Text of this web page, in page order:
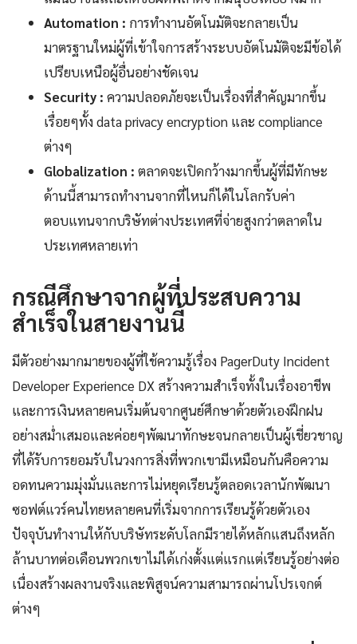
Automation : การทำงานอัตโนมัติจะกลายเป็น
มาตรฐานใหม่ผู้ที่เข้าใจการสร้างระบบอัตโนมัติจะมีข้อได้
เปรียบเหนือผู้อื่นอย่างชัดเจน
Security : ความปลอดภัยจะเป็นเรื่องที่สำคัญมากขึ้น
เรื่อยๆทั้ง data privacy encryption และ compliance
ต่างๆ
Globalization : ตลาดจะเปิดกว้างมากขึ้นผู้ที่มีทักษะ
ด้านนี้สามารถทำงานจากที่ไหนก็ได้ในโลกรับค่า
ตอบแทนจากบริษัทต่างประเทศที่จ่ายสูงกว่าตลาดใน
ประเทศหลายเท่า
กรณีศึกษาจากผู้ที่ประสบความ
สำเร็จในสายงานนี้
มีตัวอย่างมากมายของผู้ที่ใช้ความรู้เรื่อง PagerDuty Incident
Developer Experience DX สร้างความสำเร็จทั้งในเรื่องอาชีพ
และการเงินหลายคนเริ่มต้นจากศูนย์ศึกษาด้วยตัวเองฝึกฝน
อย่างสม่ำเสมอและค่อยๆพัฒนาทักษะจนกลายเป็นผู้เชี่ยวชาญ
ที่ได้รับการยอมรับในวงการสิ่งที่พวกเขามีเหมือนกันคือความ
อดทนความมุ่งมั่นและการไม่หยุดเรียนรู้ตลอดเวลานักพัฒนา
ซอฟต์แวร์คนไทยหลายคนที่เริ่มจากการเรียนรู้ด้วยตัวเอง
ปัจจุบันทำงานให้กับบริษัทระดับโลกมีรายได้หลักแสนถึงหลัก
ล้านบาทต่อเดือนพวกเขาไม่ได้เก่งตั้งแต่แรกแต่เรียนรู้อย่างต่อ
เนื่องสร้างผลงานจริงและพิสูจน์ความสามารถผ่านโปรเจกต์
ต่างๆ